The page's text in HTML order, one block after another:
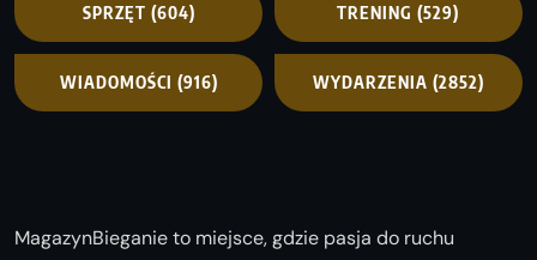
SPRZĘT (604) TRENING (529)
WIADOMOŚCI (916) WYDARZENIA (2852)
MagazynBieganie to miejsce, gdzie pasja do ruchu